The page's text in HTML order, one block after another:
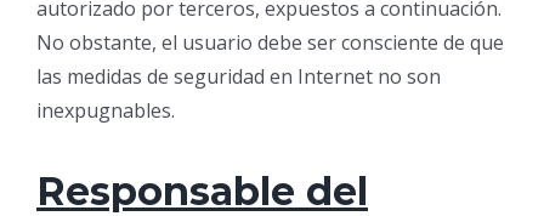
autorizado por terceros, expuestos a continuación.
No obstante, el usuario debe ser consciente de que
las medidas de seguridad en Internet no son
inexpugnables.
Responsable del